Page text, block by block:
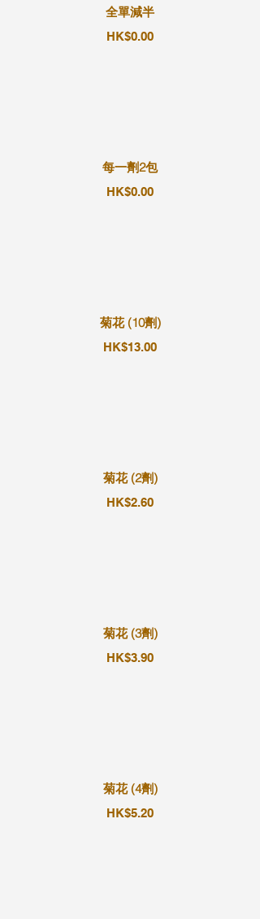
全單減半
HK$0.00
每一劑2包
HK$0.00
菊花 (10劑)
HK$13.00
菊花 (2劑)
HK$2.60
菊花 (3劑)
HK$3.90
菊花 (4劑)
HK$5.20